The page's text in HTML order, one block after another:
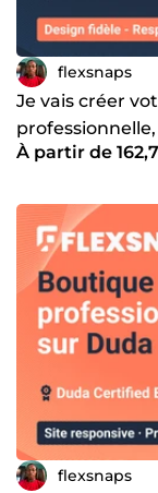
flexsnaps
Je vais créer
À partir de
flexsnaps